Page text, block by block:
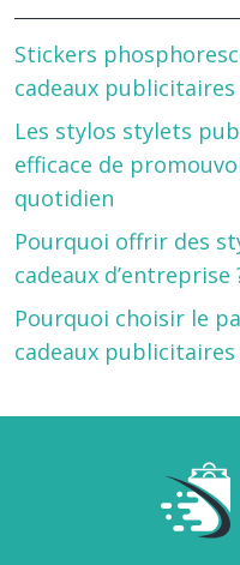
Stickers
cadeaux
Les stylos stylets
efficace de
quotidien
Pourquoi offrir des
cadeaux d’entreprise
Pourquoi choisir le
cadeaux